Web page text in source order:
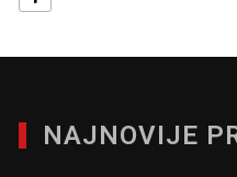
NAJNOVIJE